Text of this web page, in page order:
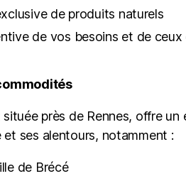
de produits naturels
de vos besoins et de ceux
près de Rennes, offre
ses alentours, notamment :
de Brécé